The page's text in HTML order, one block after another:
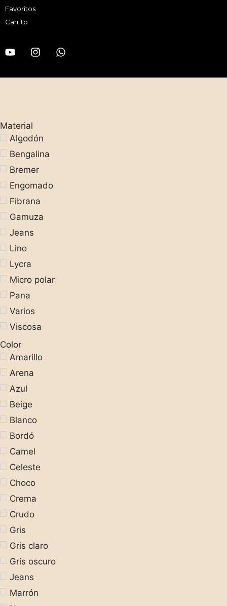
Favoritos
Carrito
Material
Algodón
Bengalina
Bremer
Engomado
Fibrana
Gamuza
Jeans
Lino
Lycra
Micro polar
Pana
Varios
Viscosa
Color
Amarillo
Arena
Azul
Beige
Blanco
Bordó
Camel
Celeste
Choco
Crema
Crudo
Gris
Gris claro
Gris oscuro
Jeans
Marrón